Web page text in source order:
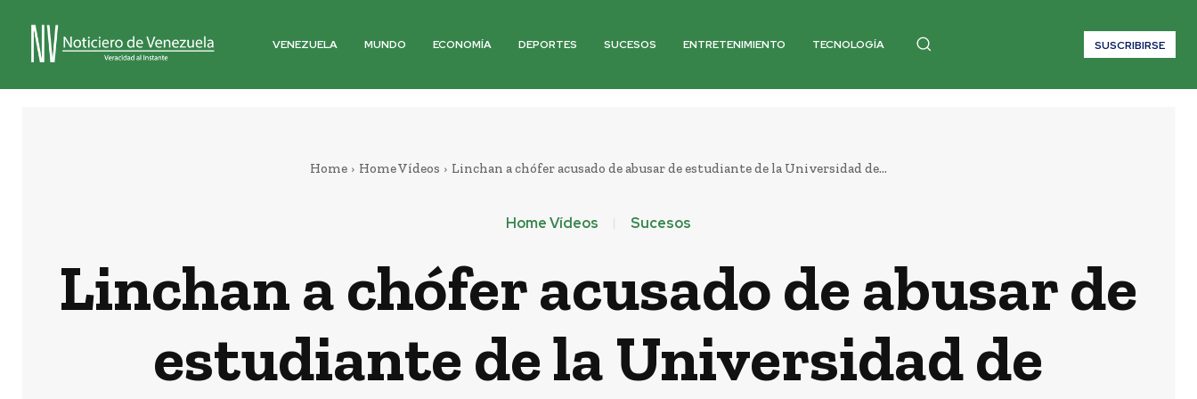
VENEZUELA MUNDO ECONOMÍA DEPORTES SUCESOS ENTRETENIMIENTO TECNOLOGÍA SUSCRIBIRSE
Home Home Vídeos Linchan a chófer acusado de abusar de estudiante de la Universidad de...
Home Vídeos Sucesos
Linchan a chófer acusado de abusar de
estudiante de la Universidad de